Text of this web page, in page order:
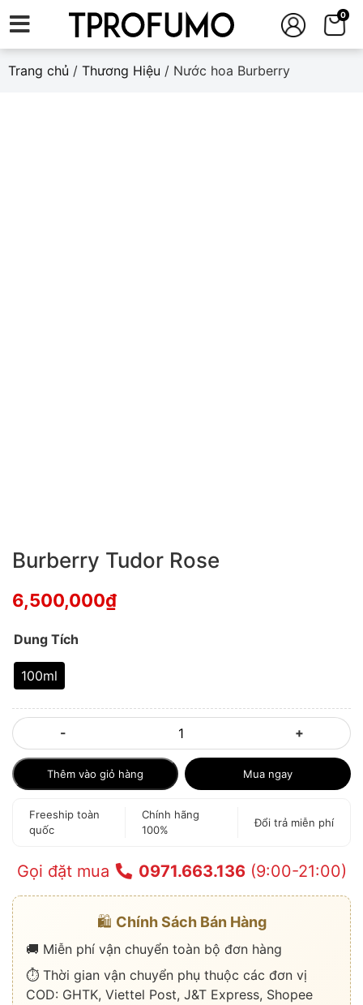
0
Trang chủ / Thương Hiệu / Nước hoa Burberry
Burberry Tudor Rose
6,500,000₫
Dung Tích
100ml
- +
Thêm vào giỏ hàng Mua ngay
Freeship toàn
quốc
Chính hãng
100%
Đổi trả miễn phí
Gọi đặt mua 0971.663.136(9:00-21:00)
🛍️ Chính Sách Bán Hàng
🚚 Miễn phí vận chuyển toàn bộ đơn hàng
⏱️ Thời gian vận chuyển phụ thuộc các đơn vị
COD: GHTK, Viettel Post, J&T Express, Shopee